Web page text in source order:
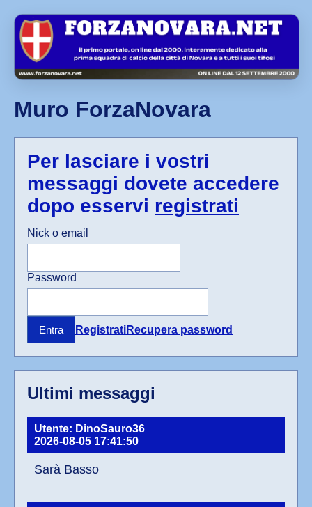
Muro ForzaNovara
Per lasciare i vostri
messaggi dovete accedere
dopo esservi registrati
Nick o email
Password
Entra RegistratiRecupera password
Ultimi messaggi
Utente: DinoSauro36
2026-08-05 17:41:50
Sarà Basso